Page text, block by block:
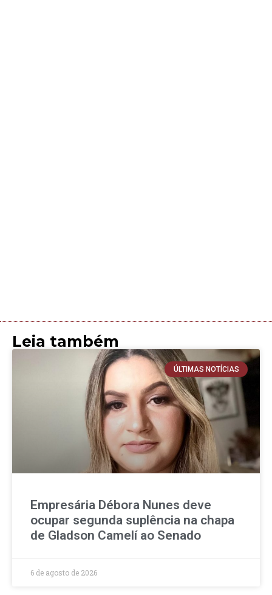
Leia também
ÚLTIMAS NOTÍCIAS
Empresária Débora Nunes deve
ocupar segunda suplência na chapa
de Gladson Camelí ao Senado
6 de agosto de 2026